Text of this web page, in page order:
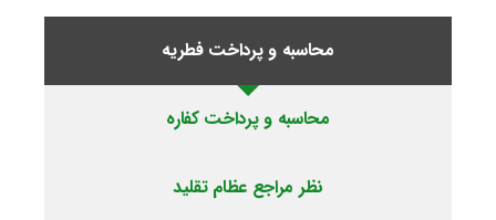
محاسبه و پرداخت فطریه
محاسبه و پرداخت کفاره
نظر مراجع عظام تقلید